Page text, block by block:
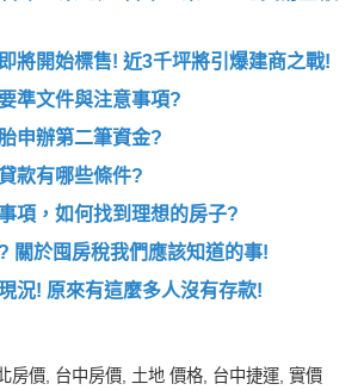
將開始標售! 近3千坪將引爆建商之戰!
準文件與注意事項?
申辦第二筆資金?
款有哪些條件?
項，如何找到理想的房子?
關於囤房稅我們應該知道的事!
況! 原來有這麼多人沒有存款!
房價 台中房價 土地 價格 台中捷運 ,實價